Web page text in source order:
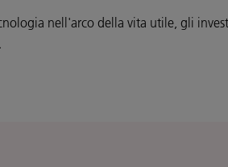
nell'arco della vita utile, gli